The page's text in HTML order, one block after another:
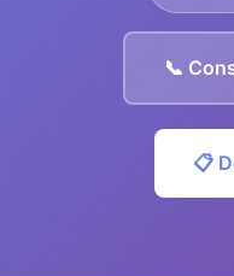
📞
📋